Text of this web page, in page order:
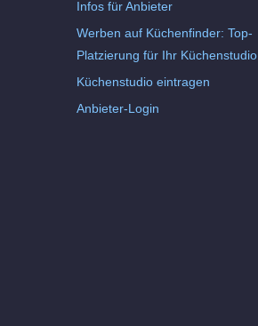
Infos für Anbieter
Werben auf Küchenfinder: Top-
Platzierung für Ihr Küchenstudio
Küchenstudio eintragen
Anbieter-Login